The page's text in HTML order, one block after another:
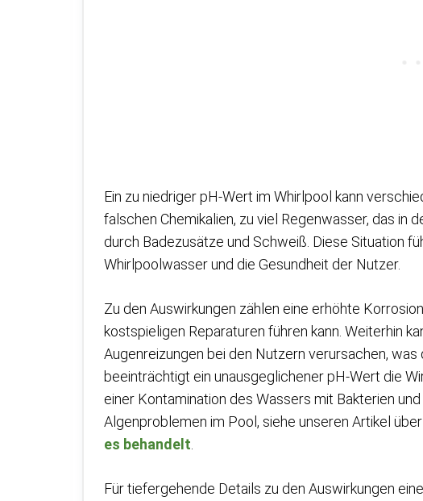
Ein zu niedriger pH-Wert im Whirlpool kann
falschen Chemikalien, zu viel Regenwasser, das in
durch Badezusätze und Schweiß. Diese Situation
Whirlpoolwasser und die Gesundheit der Nutzer.
Zu den Auswirkungen zählen eine erhöhte
kostspieligen Reparaturen führen kann. Weiterhin
Augenreizungen bei den Nutzern verursachen,
beeinträchtigt ein unausgeglichener pH-Wert die
einer Kontamination des Wassers mit Bakterien
Algenproblemen im Pool, siehe unseren Artikel über
es behandelt
Für tiefergehende Details zu den Auswirkungen